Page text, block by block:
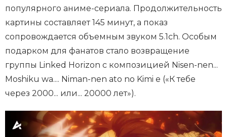
популярного аниме-сериала. Продолжительность
картины составляет 145 минут, а показ
сопровождается объемным звуком 5.1ch. Особым
подарком для фанатов стало возвращение
группы Linked Horizon с композицией Nisen-nen...
Moshiku wa.... Niman-nen ato no Kimi e («К тебе
через 2000... или... 20000 лет»).